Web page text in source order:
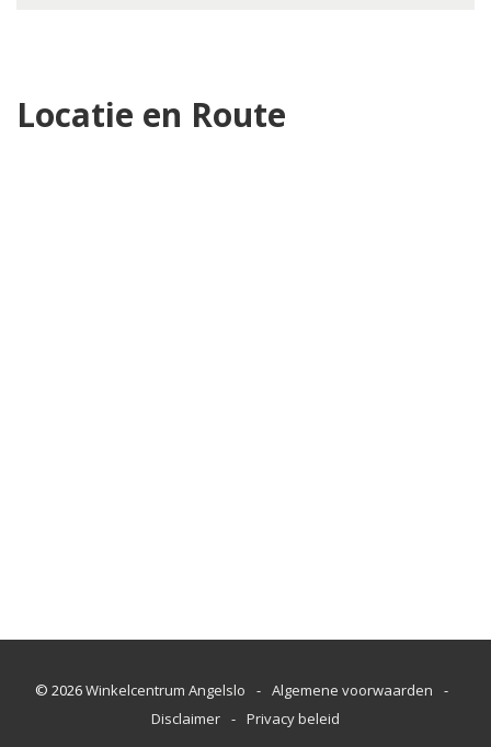
Locatie en Route
© 2026Winkelcentrum Angelslo - Algemene voorwaarden
-
Disclaimer - Privacy beleid